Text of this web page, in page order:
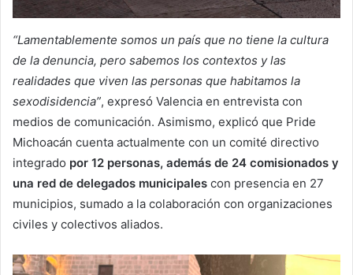
“Lamentablemente somos un país que no tiene la cultura
de la denuncia, pero sabemos los contextos y las
realidades que viven las personas que habitamos la
sexodisidencia”, expresó Valencia en entrevista con
medios de comunicación. Asimismo, explicó que Pride
Michoacán cuenta actualmente con un comité directivo
integrado por 12 personas, además de 24 comisionados y
una red de delegados municipales con presencia en 27
municipios, sumado a la colaboración con organizaciones
civiles y colectivos aliados.